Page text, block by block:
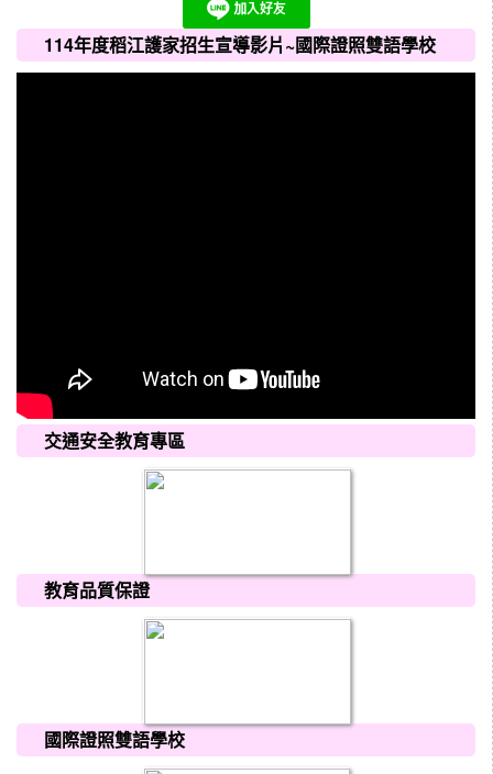
114年度稻江護家招生宣導影片~國際證照雙語學校
交通安全教育專區
教育品質保證
國際證照雙語學校